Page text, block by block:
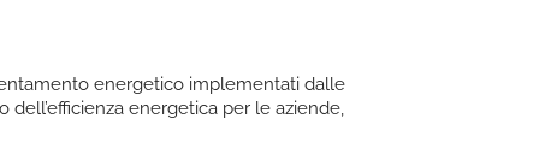
energetico implementati dalle
energetica per le aziende,